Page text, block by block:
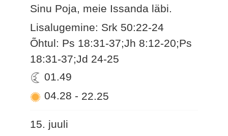
Sinu Poja, meie Issanda läbi.
Lisalugemine: Srk 50:22-24
Õhtul: Ps 18:31-37;Jh 8:12-20;Ps
18:31-37;Jd 24-25
01.49
04.28 - 22.25
15. juuli